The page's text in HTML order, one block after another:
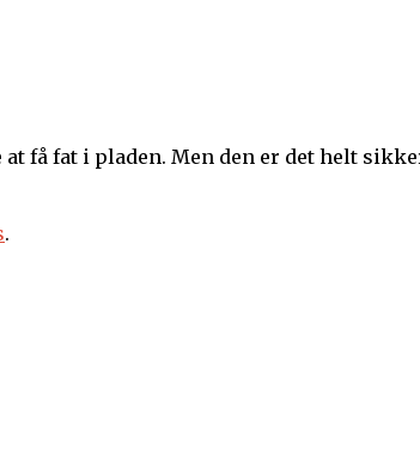
at få fat i pladen. Men den er det helt
.